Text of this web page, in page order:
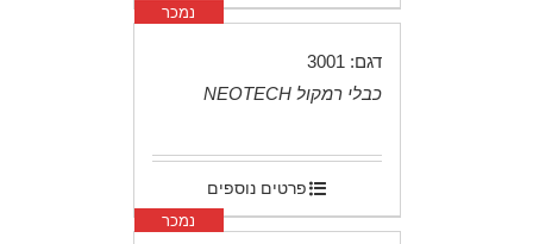
נמכר
דגם: 3001
כבלי רמקול NEOTECH
פרטים נוספים
נמכר